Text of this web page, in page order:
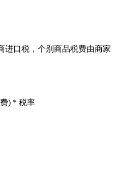
进口税，个别商品税费由商家
) * 税率